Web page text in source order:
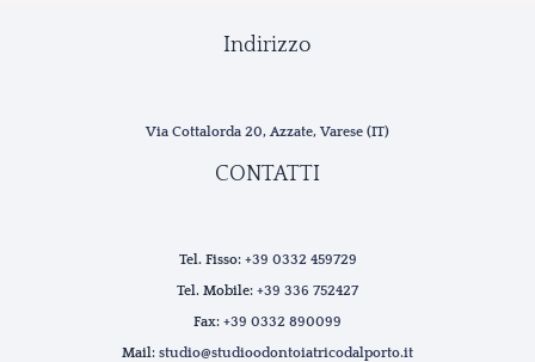
Indirizzo
Via Cottalorda 20, Azzate, Varese (IT)
CONTATTI
Tel. Fisso: +39 0332 459729
Tel. Mobile: +39 336 752427
Fax: +39 0332 890099
Mail: studio@studioodontoiatricodalporto.it